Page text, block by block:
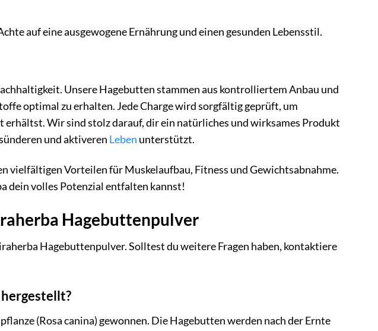
auf eine ausgewogene Ernährung und einen gesunden Lebensstil.
Unsere Hagebutten stammen aus kontrolliertem Anbau und
optimal zu erhalten. Jede Charge wird sorgfältig geprüft, um
Wir sind stolz darauf, dir ein natürliches und wirksames Produkt
und aktiveren Leben unterstützt.
vielfältigen Vorteilen für Muskelaufbau, Fitness und Gewichtsabnahme.
dein volles Potenzial entfalten kannst!
Hagebuttenpulver
Hagebuttenpulver. Solltest du weitere Fragen haben, kontaktiere
(Rosa canina) gewonnen. Die Hagebutten werden nach der Ernte